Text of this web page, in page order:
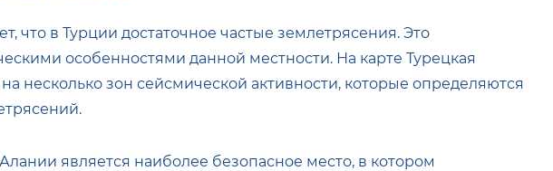
что в Турции достаточное частые землетрясения. Это
особенностями данной местности. На карте Турецкая
несколько зон сейсмической активности, которые определяются
является наиболее безопасное место, в котором